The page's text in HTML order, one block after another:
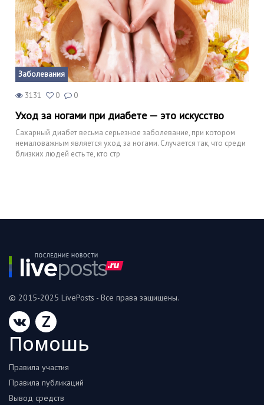
Заболевания
3131 0 0
Уход за ногами при диабете — это искусство
Сахарный диабет весьма серьезное заболевание, при котором
немаловажным является уход за ногами. Случается так, что среди
близких людей есть те, кто стр
© 2015-2025 LivePosts - Все права защищены.
Z
Помошь
Правила участия
Правила публикаций
Вывод средств